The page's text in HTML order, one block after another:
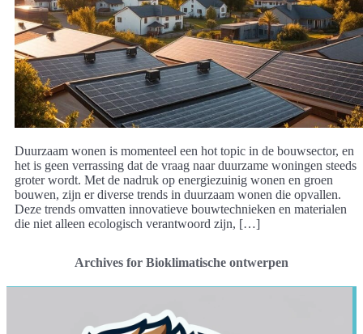
Duurzaam wonen is momenteel een hot topic in de bouwsector, en
het is geen verrassing dat de vraag naar duurzame woningen steeds
groter wordt. Met de nadruk op energiezuinig wonen en groen
bouwen, zijn er diverse trends in duurzaam wonen die opvallen.
Deze trends omvatten innovatieve bouwtechnieken en materialen
die niet alleen ecologisch verantwoord zijn, […]
Archives for Bioklimatische ontwerpen